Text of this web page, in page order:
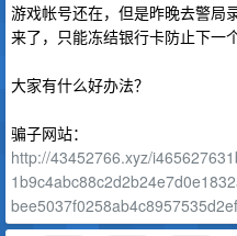
游戏帐号还在，但是昨晚去警局
来了，只能冻结银行卡防止下一
大家有什么好办法？
骗子网站：
http://43452766.xyz/